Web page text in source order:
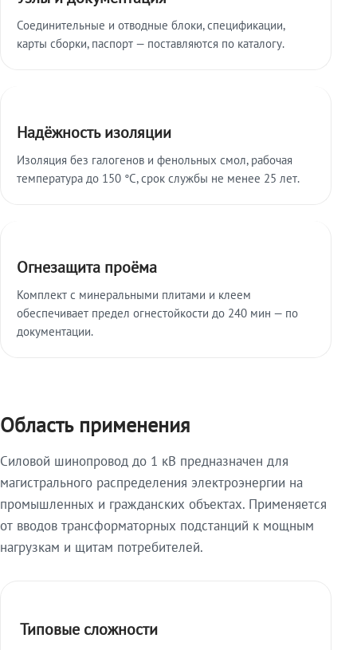
Соединительные и отводные блоки, спецификации,
карты сборки, паспорт — поставляются по каталогу.
Надёжность изоляции
Изоляция без галогенов и фенольных смол, рабочая
температура до 150 °C, срок службы не менее 25 лет.
Огнезащита проёма
Комплект с минеральными плитами и клеем
обеспечивает предел огнестойкости до 240 мин — по
документации.
Область применения
Силовой шинопровод до 1 кВ предназначен для
магистрального распределения электроэнергии на
промышленных и гражданских объектах. Применяется
от вводов трансформаторных подстанций к мощным
нагрузкам и щитам потребителей.
Типовые сложности